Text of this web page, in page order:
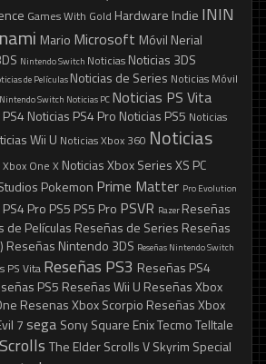
Games With Gold Hardware Indie ININ
Mario Microsoft Móvil Nerial
Nintendo Switch Noticias Noticias 3DS
de Películas Noticias de Series Noticias Móvil
Switch Noticias PC Noticias PS Vita
Noticias PS4 Pro Noticias PS5 Noticias
Wii U Noticias Xbox 360 Noticias
One X Noticias Xbox Series XS PC
Pokemon Prime Matter Pro Evolution
PS4 Pro PS5 PS5 Pro PSVR Razer Reseñas
de Películas Reseñas de Series Reseñas
Reseñas Nintendo 3DS Reseñas Nintendo Switch
PS Vita Reseñas PS3 Reseñas PS4
PS5 Reseñas Wii U Reseñas Xbox
Resenas Xbox Scorpio Reseñas Xbox
7sega SonySquare EnixTecmoTelltale
The Elder Scrolls V Skyrim Special